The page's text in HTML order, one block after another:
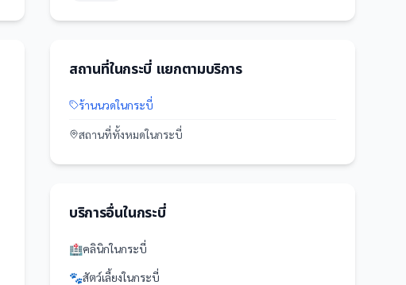
สถานที่ในกระบี่ แยกตามบริการ
ร้านนวดในกระบี่
สถานที่ทั้งหมดในกระบี่
บริการอื่นในกระบี่
🏥คลินิกในกระบี่
🐾สัตว์เลี้ยงในกระบี่